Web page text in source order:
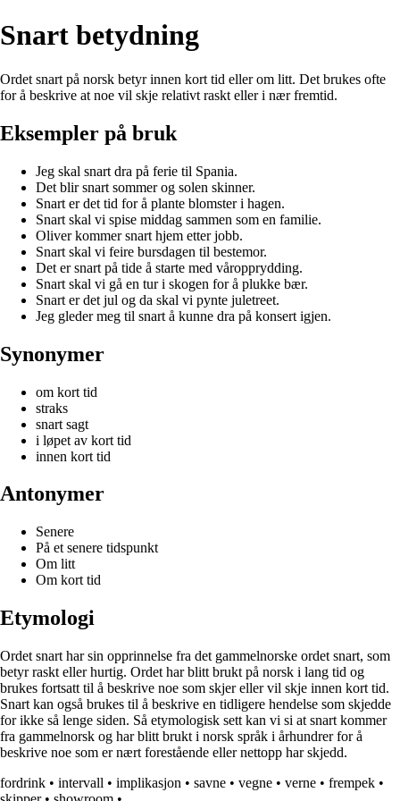
Snart betydning
Ordet snart på norsk betyr innen kort tid eller om litt. Det brukes ofte
for å beskrive at noe vil skje relativt raskt eller i nær fremtid.
Eksempler på bruk
Jeg skal snart dra på ferie til Spania.
Det blir snart sommer og solen skinner.
Snart er det tid for å plante blomster i hagen.
Snart skal vi spise middag sammen som en familie.
Oliver kommer snart hjem etter jobb.
Snart skal vi feire bursdagen til bestemor.
Det er snart på tide å starte med våropprydding.
Snart skal vi gå en tur i skogen for å plukke bær.
Snart er det jul og da skal vi pynte juletreet.
Jeg gleder meg til snart å kunne dra på konsert igjen.
Synonymer
om kort tid
straks
snart sagt
i løpet av kort tid
innen kort tid
Antonymer
Senere
På et senere tidspunkt
Om litt
Om kort tid
Etymologi
Ordet snart har sin opprinnelse fra det gammelnorske ordet snart, som
betyr raskt eller hurtig. Ordet har blitt brukt på norsk i lang tid og
brukes fortsatt til å beskrive noe som skjer eller vil skje innen kort tid.
Snart kan også brukes til å beskrive en tidligere hendelse som skjedde
for ikke så lenge siden. Så etymologisk sett kan vi si at snart kommer
fra gammelnorsk og har blitt brukt i norsk språk i århundrer for å
beskrive noe som er nært forestående eller nettopp har skjedd.
fordrink • intervall • implikasjon • savne • vegne • verne • frempek •